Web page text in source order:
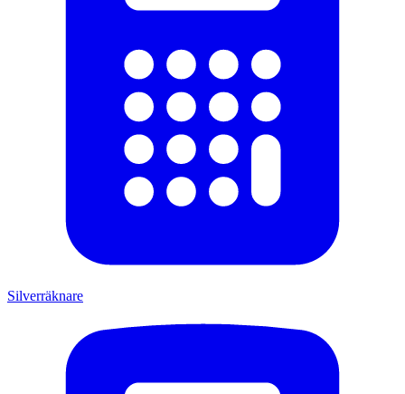
Silverräknare